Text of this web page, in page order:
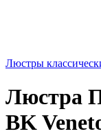
Люстры
Люстра
BK